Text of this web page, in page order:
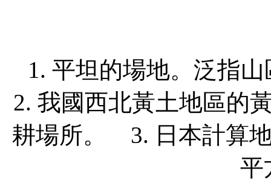
1. 平坦的場地。泛指
2. 我國西北黃土地區的
耕場所。 3. 日本計算